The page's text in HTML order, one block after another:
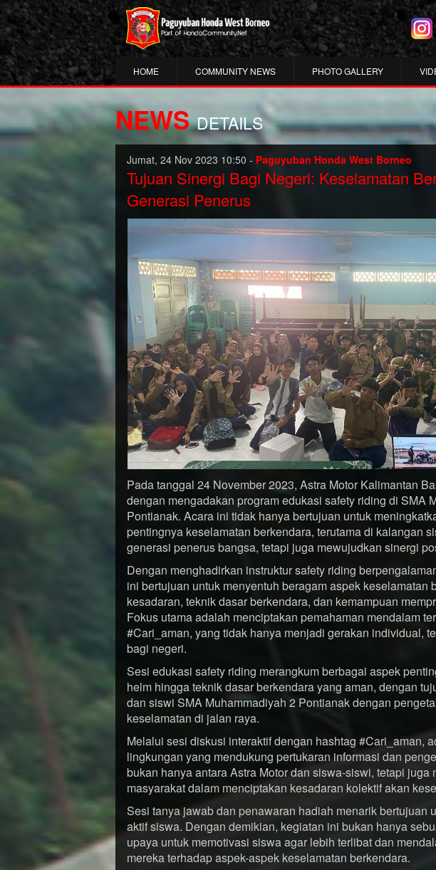
HOME COMMUNITY NEWS PHOTO GALLERY
NEWS DETAILS
Jumat, 24 Nov 2023 10:50 - Paguyuban Honda West Borneo
Tujuan Sinergi Bagi Negeri: Keselamatan
Generasi Penerus
Pada tanggal 24 November 2023, Astra Motor Kalimantan
dengan mengadakan program edukasi safety riding di SMA
Pontianak. Acara ini tidak hanya bertujuan untuk
pentingnya keselamatan berkendara, terutama di kalangan
generasi penerus bangsa, tetapi juga mewujudkan sinergi
Dengan menghadirkan instruktur safety riding
ini bertujuan untuk menyentuh beragam aspek keselamatan
kesadaran, teknik dasar berkendara, dan kemampuan
Fokus utama adalah menciptakan pemahaman mendalam
#Cari_aman, yang tidak hanya menjadi gerakan individual,
bagi negeri.
Sesi edukasi safety riding merangkum berbagai aspek
helm hingga teknik dasar berkendara yang aman, dengan
dan siswi SMA Muhammadiyah 2 Pontianak dengan
keselamatan di jalan raya.
Melalui sesi diskusi interaktif dengan hashtag #Cari_aman,
lingkungan yang mendukung pertukaran informasi dan
bukan hanya antara Astra Motor dan siswa-siswi, tetapi juga
masyarakat dalam menciptakan kesadaran kolektif akan
Sesi tanya jawab dan penawaran hadiah menarik bertujuan
aktif siswa. Dengan demikian, kegiatan ini bukan hanya
upaya untuk memotivasi siswa agar lebih terlibat dan
mereka terhadap aspek-aspek keselamatan berkendara.